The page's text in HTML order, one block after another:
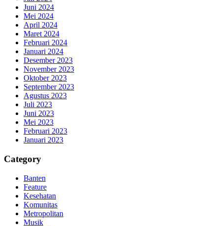
Juni 2024
Mei 2024
April 2024
Maret 2024
Februari 2024
Januari 2024
Desember 2023
November 2023
Oktober 2023
September 2023
Agustus 2023
Juli 2023
Juni 2023
Mei 2023
Februari 2023
Januari 2023
Category
Banten
Feature
Kesehatan
Komunitas
Metropolitan
Musik